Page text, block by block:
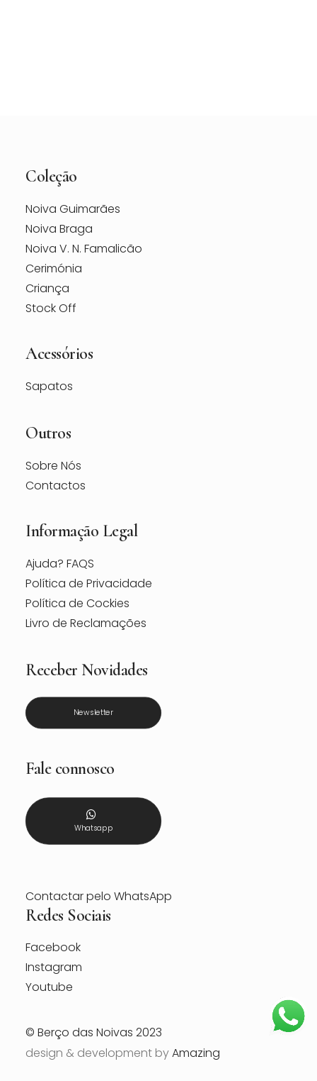
Coleção
Noiva Guimarães
Noiva Braga
Noiva V. N. Famalicão
Cerimónia
Criança
Stock Off
Acessórios
Sapatos
Outros
Sobre Nós
Contactos
Informação Legal
Ajuda? FAQS
Política de Privacidade
Política de Cockies
Livro de Reclamações
Receber Novidades
Newsletter
Fale connosco
Whatsapp
Contactar pelo WhatsApp
Redes Sociais
Facebook
Instagram
Youtube
© Berço das Noivas 2023
design & development byAmazing